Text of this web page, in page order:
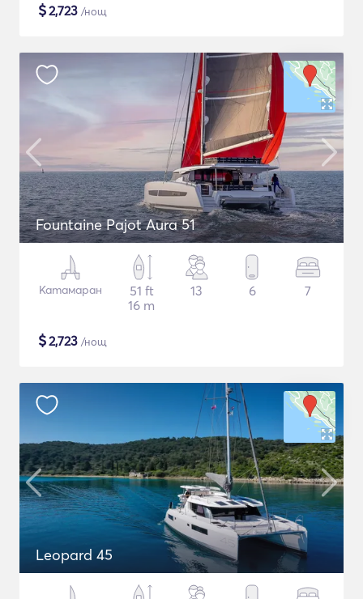
$2,723 /нощ
Fountaine Pajot Aura 51
Катамаран
51 ft
16 m
13 6 7
$2,723 /нощ
Leopard 45